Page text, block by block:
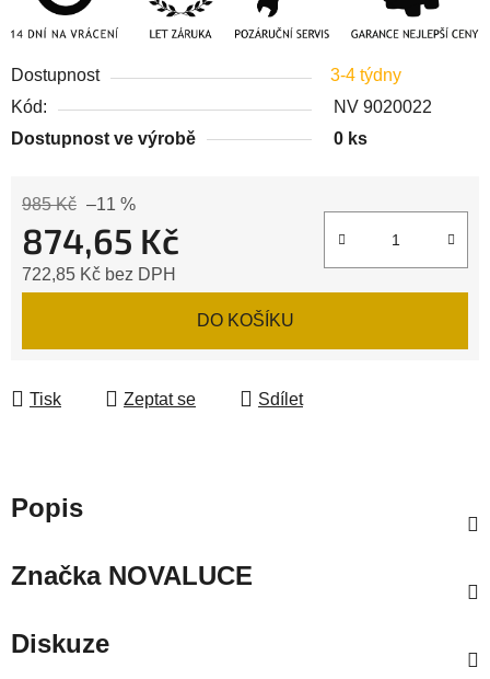
Dostupnost
3-4 týdny
Kód:
NV 9020022
Dostupnost ve výrobě
0 ks
985 Kč –11 %
874,65 Kč
722,85 Kč bez DPH
DO KOŠÍKU
Tisk Zeptat se Sdílet
Popis
ZnačkaNOVALUCE
Diskuze